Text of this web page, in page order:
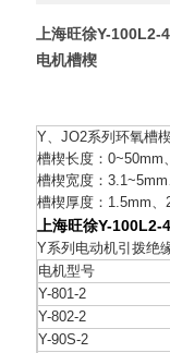
上海旺徐Y-
电机槽楔
Y、JO2系列环氧槽
槽楔长度：0~50mm
槽楔宽度：
槽楔厚度：1.5mm
上海旺徐Y-
Y系列电动机引拨绝
电机型号
Y-801-2
Y-802-2
Y-90S-2